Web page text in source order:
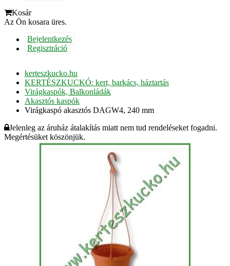
Kosár
Az Ön kosara üres.
Bejelentkezés
Regisztráció
kerteszkucko.hu
KERTÉSZKUCKÓ: kert, barkács, háztartás
Virágkaspók, Balkonládák
Akasztós kaspók
Virágkaspó akasztós DAGW4, 240 mm
Jelenleg az áruház átalakítás miatt nem tud rendeléseket fogadni.
Megértésüket köszönjük.